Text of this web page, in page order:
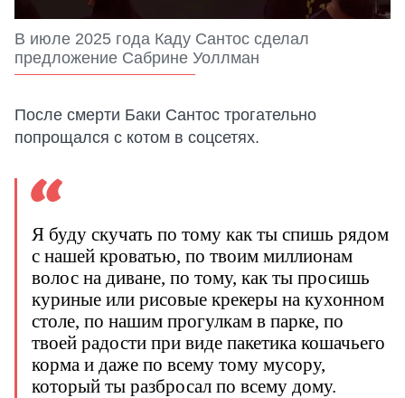
В июле 2025 года Каду Сантос сделал
предложение Сабрине Уоллман
После смерти Баки Сантос трогательно
попрощался с котом в соцсетях.
Я буду скучать по тому как ты спишь рядом
с нашей кроватью, по твоим миллионам
волос на диване, по тому, как ты просишь
куриные или рисовые крекеры на кухонном
столе, по нашим прогулкам в парке, по
твоей радости при виде пакетика кошачьего
корма и даже по всему тому мусору,
который ты разбросал по всему дому.